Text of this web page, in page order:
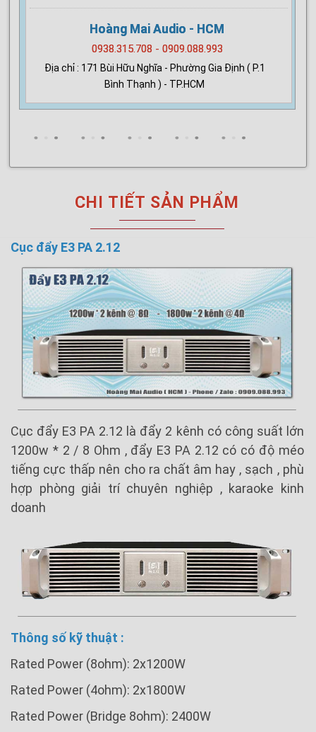
Hoàng Mai Audio - HCM
0938.315.708 - 0909.088.993
Địa chỉ : 171 Bùi Hữu Nghĩa - Phường Gia Định ( P.1
Bình Thạnh ) - TP.HCM
CHI TIẾT SẢN PHẨM
Cục đẩy E3 PA 2.12
Cục đẩy E3 PA 2.12 là đẩy 2 kênh có công suất lớn
1200w * 2 / 8 Ohm , đẩy E3 PA 2.12 có có độ méo
tiếng cực thấp nên cho ra chất âm hay , sạch , phù
hợp phòng giải trí chuyên nghiệp , karaoke kinh
doanh
Thông số kỹ thuật :
Rated Power (8ohm): 2x1200W
Rated Power (4ohm): 2x1800W
Rated Power (Bridge 8ohm): 2400W